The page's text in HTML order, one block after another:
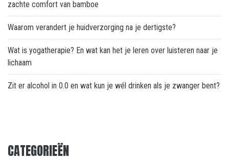
zachte comfort van bamboe
Waarom verandert je huidverzorging na je dertigste?
Wat is yogatherapie? En wat kan het je leren over luisteren naar je
lichaam
Zit er alcohol in 0.0 en wat kun je wél drinken als je zwanger bent?
CATEGORIEËN